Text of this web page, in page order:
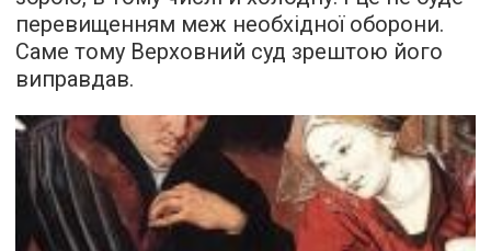
перевищенням меж необхідної оборони.
Саме тому Верховний суд зрештою його
виправдав.